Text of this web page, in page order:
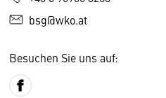
bsg@wko.at
Besuchen Sie uns auf: